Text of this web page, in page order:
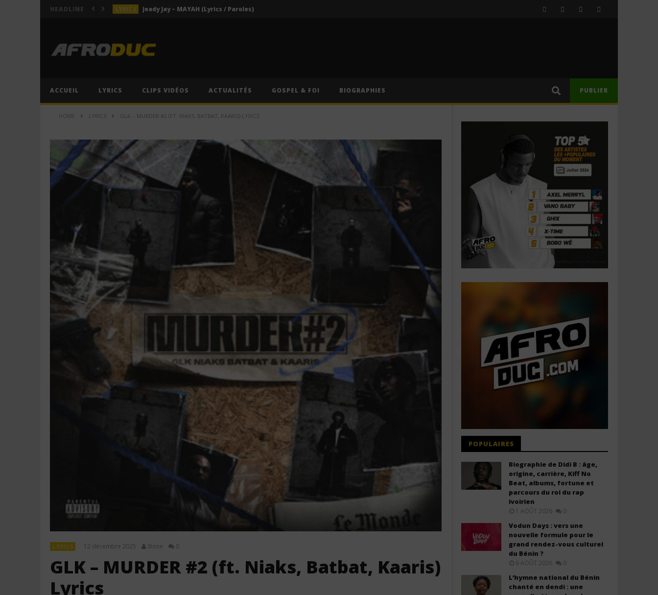
HEADLINE LYRICS Jeady Jay – MAYAH (Lyrics / Paroles)
LYRICS Himra – Plus de love (Lyrics / Paroles)
LYRICS Jeady Jay – MAYAH (Lyrics / Paroles)
ACCUEIL LYRICS CLIPS VIDÉOS ACTUALITÉS GOSPEL & FOI BIOGRAPHIES PUBLIER
HOME LYRICS GLK – MURDER #2 (FT. NIAKS, BATBAT, KAARIS) LYRICS
LYRICS 12 décembre 2025 Stone 0
GLK – MURDER #2 (ft. Niaks, Batbat, Kaaris)
Lyrics
POPULAIRES
Biographie de Didi B : âge,
origine, carrière, Kiff No
Beat, albums, fortune et
parcours du roi du rap
ivoirien
1 AOÛT 2026 0
Vodun Days : vers une
nouvelle formule pour le
grand rendez-vous culturel
du Bénin ?
6 AOÛT 2026 0
L’hymne national du Bénin
chanté en dendi : une